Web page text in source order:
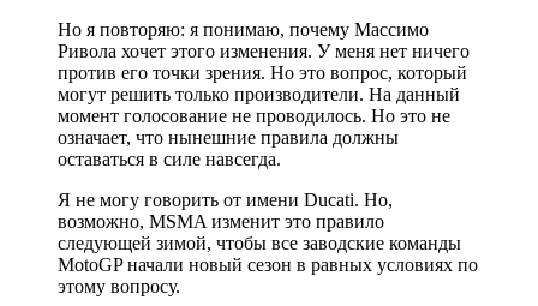
Но я повторяю: я понимаю, почему Массимо
Ривола хочет этого изменения. У меня нет ничего
против его точки зрения. Но это вопрос, который
могут решить только производители. На данный
момент голосование не проводилось. Но это не
означает, что нынешние правила должны
оставаться в силе навсегда.
Я не могу говорить от имени Ducati. Но,
возможно, MSMA изменит это правило
следующей зимой, чтобы все заводские команды
MotoGP начали новый сезон в равных условиях по
этому вопросу.